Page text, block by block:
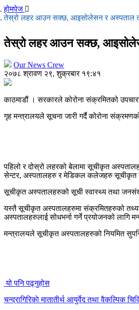
होमपेज
तेस्रो लहर आउन सक्छ, आइसोलेसन र अस्पताल
तेस्रो लहर आउन सक्छ,
Our News Crew
२०७८ श्रावण २९, शुक्रबार १९:४१
काठमाडौं । सरकारले कोरोना संक्रमितको
गृह मन्त्रालयले सूचना जारी गर्दै कोरोना
पहिलो र दोस्रो लहरको बेलामा सूचीकृत
सेन्टर, अस्पतालहरु र मेडिकल कलेजहरु सूचीकृत
सूचीकृत अस्पतालहरुको सूची स्वास्थ्य तथा
यस्तै सूचीकृत अस्पतालहरुमा संक्रमितहरुको
अस्पतालहरुलाई सोधभर्ना गर्ने प्रयोजनको लागि
मन्त्रालयले सूचीकृत अस्पतालहरुको नियमित
यो पनि पढ्नुहोस
चन्द्रागिरिकाे मातातीर्थ आयुर्वेद तथा वैकल्पिक